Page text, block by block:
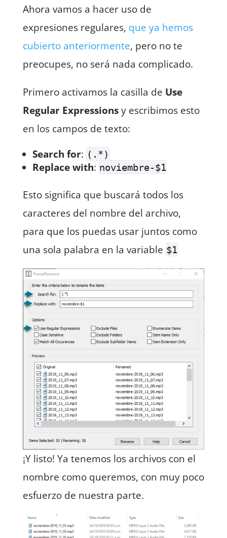
Ahora vamos a hacer uso de
expresiones regulares, que ya hemos
cubierto anteriormente, pero no te
preocupes, no será nada complicado.
Primero activamos la casilla de Use
Regular Expressionsy escribimos esto
en los campos de texto:
Search for: (.*)
Replace with: noviembre-$1
Esto significa que buscará todos los
caracteres del nombre del archivo,
para que los puedas usar juntos como
una sola palabra en la variable $1
¡Y listo! Ya tenemos los archivos con el
nombre como queremos, con muy poco
esfuerzo de nuestra parte.